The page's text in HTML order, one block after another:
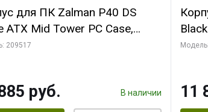
для ПК Zalman P40 DS
ATX Mid Tower PC Case,
ARGB Fanx4
209517
руб. В наличии 11